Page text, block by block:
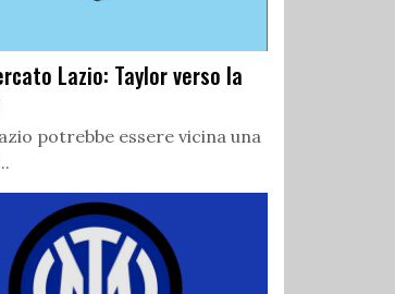
Lazio: Taylor verso la
potrebbe essere vicina una